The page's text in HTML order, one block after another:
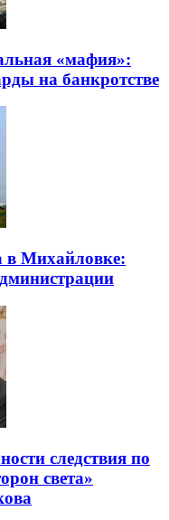
«мафия»:
на банкротстве
Михайловке:
следствия по
света»